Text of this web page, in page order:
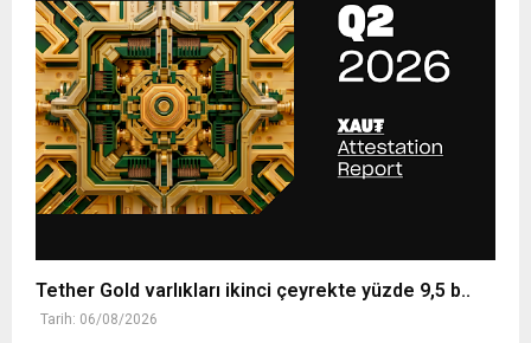
Tether Gold varlıkları ikinci çeyrekte yüzde 9,5 b..
Tarih: 06/08/2026